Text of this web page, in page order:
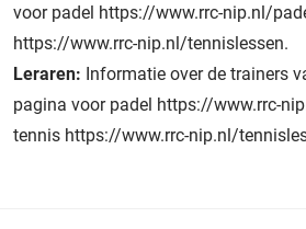
voor padel https://www.rrc-nip.nl/
https://www.rrc-nip.nl/tennislessen.
Leraren: Informatie over de trainers
pagina voor padel https://www.rrc-
tennis https://www.rrc-nip.nl/